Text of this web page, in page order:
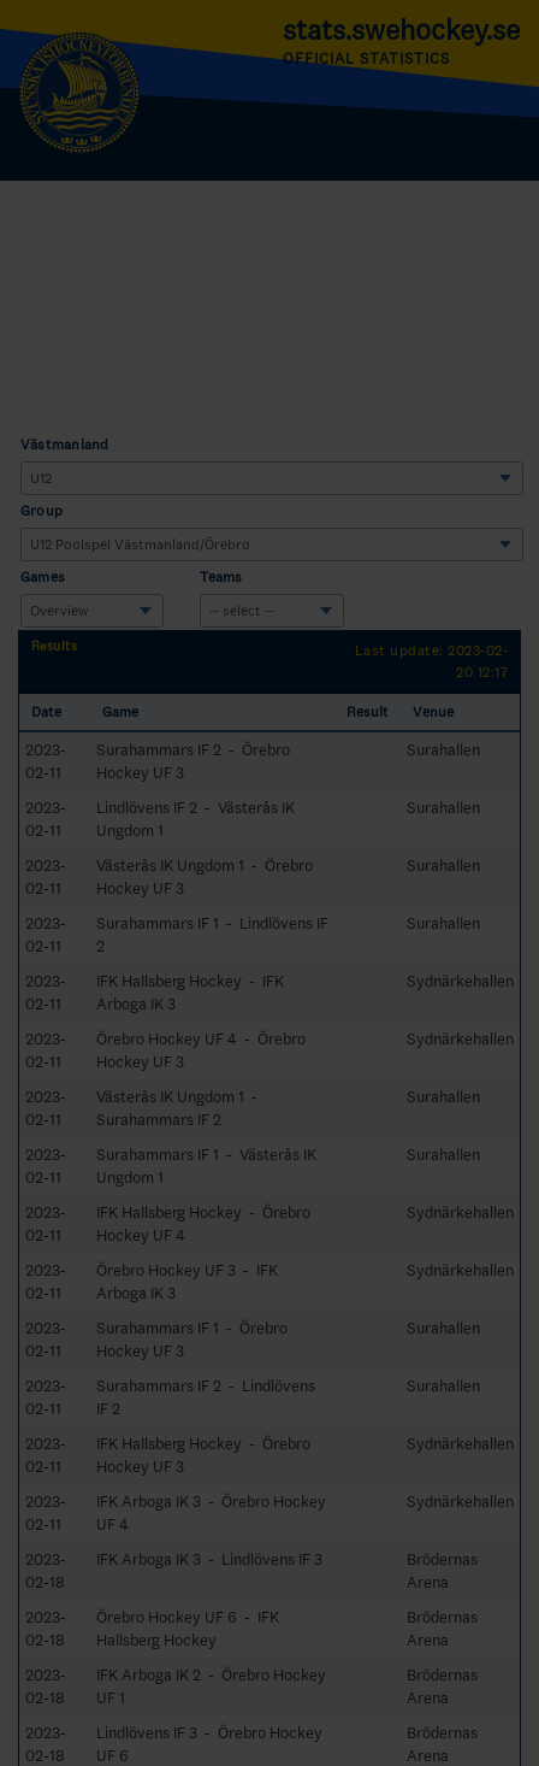
stats.swehockey.se
OFFICIAL STATISTICS
Västmanland
Group
Games Teams
Results
Last update: 2023-02-
20 12:17
Date Game Result Venue
2023-
02-11
Surahammars IF 2 - Örebro
Hockey UF 3
Surahallen
2023-
02-11
Lindlövens IF 2 - Västerås IK
Ungdom 1
Surahallen
2023-
02-11
Västerås IK Ungdom 1 - Örebro
Hockey UF 3
Surahallen
2023-
02-11
Surahammars IF 1 - Lindlövens IF
2
Surahallen
2023-
02-11
IFK Hallsberg Hockey - IFK
Arboga IK 3
Sydnärkehallen
2023-
02-11
Örebro Hockey UF 4 - Örebro
Hockey UF 3
Sydnärkehallen
2023-
02-11
Västerås IK Ungdom 1 -
Surahammars IF 2
Surahallen
2023-
02-11
Surahammars IF 1 - Västerås IK
Ungdom 1
Surahallen
2023-
02-11
IFK Hallsberg Hockey - Örebro
Hockey UF 4
Sydnärkehallen
2023-
02-11
Örebro Hockey UF 3 - IFK
Arboga IK 3
Sydnärkehallen
2023-
02-11
Surahammars IF 1 - Örebro
Hockey UF 3
Surahallen
2023-
02-11
Surahammars IF 2 - Lindlövens
IF 2
Surahallen
2023-
02-11
IFK Hallsberg Hockey - Örebro
Hockey UF 3
Sydnärkehallen
2023-
02-11
IFK Arboga IK 3 - Örebro Hockey
UF 4
Sydnärkehallen
2023-
02-18
IFK Arboga IK 3 - Lindlövens IF 3
Brödernas
Arena
2023-
02-18
Örebro Hockey UF 6 - IFK
Hallsberg Hockey
Brödernas
Arena
2023-
02-18
IFK Arboga IK 2 - Örebro Hockey
UF 1
Brödernas
Arena
2023-
02-18
Lindlövens IF 3 - Örebro Hockey
UF 6
Brödernas
Arena